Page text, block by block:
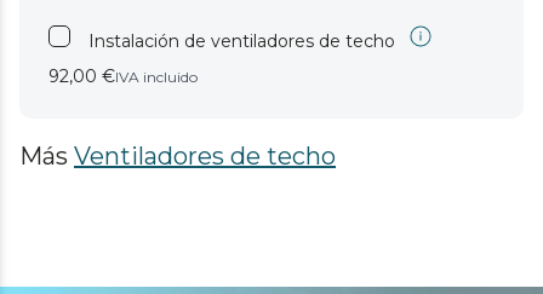
Instalación de ventiladores de techo
92,00 €IVA incluido
Más Ventiladores de techo